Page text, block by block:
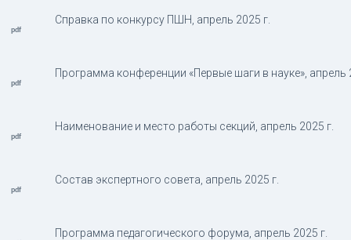
Справка по конкурсу ПШН, апрель 2025 г.
Программа конференции «Первые шаги в науке», апрель
Наименование и место работы секций, апрель 2025 г.
Состав экспертного совета, апрель 2025 г.
Программа педагогического форума, апрель 2025 г.